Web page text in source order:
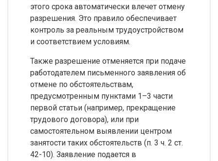
этого срока автоматически влечет отмену
разрешения. Это правило обеспечивает
контроль за реальным трудоустройством
и соответствием условиям.
Также разрешение отменяется при подаче
работодателем письменного заявления об
отмене по обстоятельствам,
предусмотренным пунктами 1–3 части
первой статьи (например, прекращение
трудового договора), или при
самостоятельном выявлении центром
занятости таких обстоятельств (п. 3 ч. 2 ст.
42-10). Заявление подается в